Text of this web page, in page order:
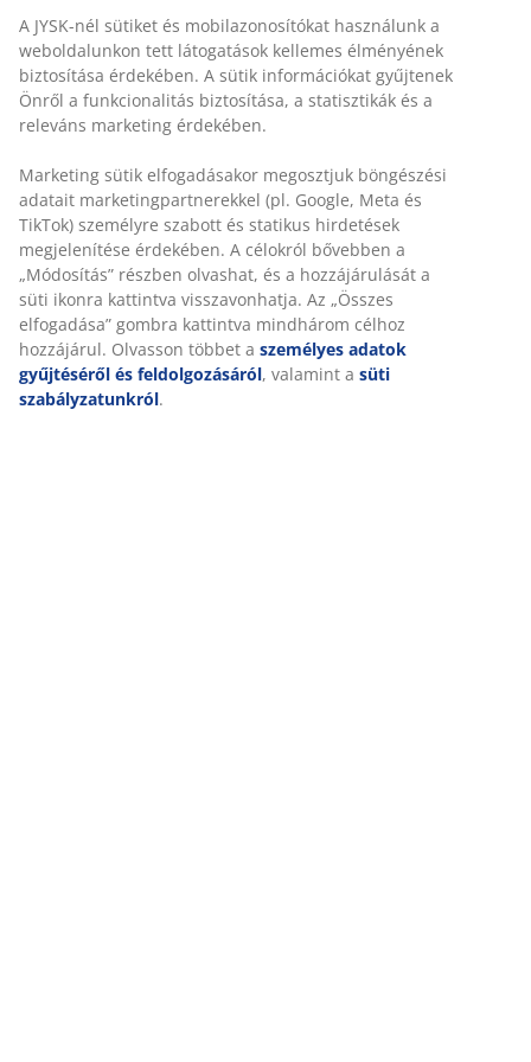
Egy pihenős nap a napsütésben?
Varázsold a TANE-t egy fényűző napággyá úgy, hogy a
poliészterből készült minőségi ülőpárnák nagyon
kényelmesek - így már minden készen áll egy hosszú
lazításra.
A JYSK-nél sütiket és mobilazonosítókat használunk a
weboldalunkon tett látogatások kellemes élményének
biztosítása érdekében. A sütik információkat gyűjtenek
Önről a funkcionalitás biztosítása, a statisztikák és a
releváns marketing érdekében.
Marketing sütik elfogadásakor megosztjuk böngészési
adatait marketingpartnerekkel (pl. Google, Meta és
TikTok) személyre szabott és statikus hirdetések
megjelenítése érdekében. A célokról bővebben a
„Módosítás” részben olvashat, és a hozzájárulását a
süti ikonra kattintva visszavonhatja. Az „Összes
elfogadása” gombra kattintva mindhárom célhoz
hozzájárul. Olvasson többet a személyes adatok
gyűjtéséről és feldolgozásáról, valamint a süti
szabályzatunkról.